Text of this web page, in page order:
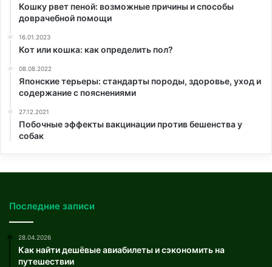
Кошку рвет пеной: возможные причины и способы
доврачебной помощи
16.01.2023
Кот или кошка: как определить пол?
08.08.2022
Японские терьеры: стандарты породы, здоровье, уход и
содержание с пояснениями
27.12.2021
Побочные эффекты вакцинации против бешенства у
собак
Последние записи
28.04.2026
Как найти дешёвые авиабилеты и сэкономить на
путешествии